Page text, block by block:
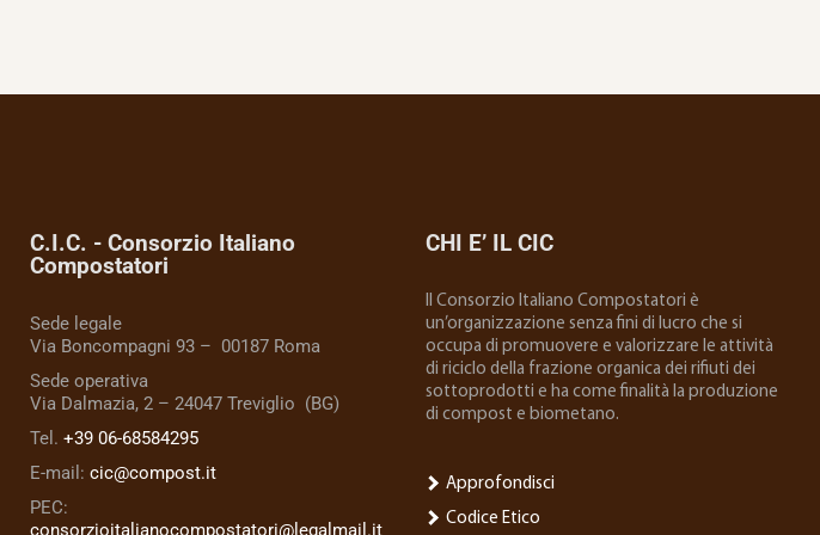
C.I.C. - Consorzio Italiano
Compostatori
Sede legale
Via Boncompagni 93 – 00187 Roma
Sede operativa
Via Dalmazia, 2 – 24047 Treviglio (BG)
Tel. +39 06-68584295
E-mail: cic@compost.it
PEC:
consorzioitalianocompostatori@legalmail.it
CHI E’ IL CIC
Il Consorzio Italiano Compostatori è
un’organizzazione senza fini di lucro che si
occupa di promuovere e valorizzare le attività
di riciclo della frazione organica dei rifiuti dei
sottoprodotti e ha come finalità la produzione
di compost e biometano.
Approfondisci
Codice Etico